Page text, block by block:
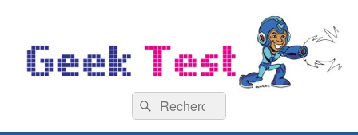
Recherche :
Rechercher